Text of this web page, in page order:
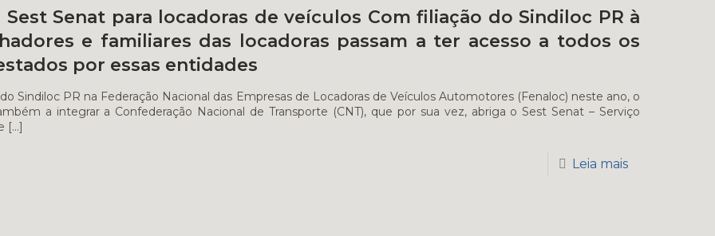
Sest Senat para locadoras de veículos Com filiação do Sindiloc PR à
e familiares das locadoras passam a ter acesso a todos os
por essas entidades
Sindiloc PR na Federação Nacional das Empresas de Locadoras de Veículos Automotores (Fenaloc) neste ano, o
a integrar a Confederação Nacional de Transporte (CNT), que por sua vez, abriga o Sest Senat – Serviço
[…]
Leia mais